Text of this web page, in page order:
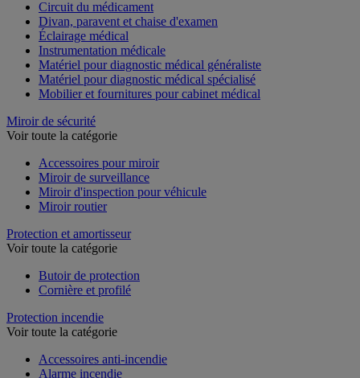
Armoire à pharmacie
Circuit du médicament
Divan, paravent et chaise d'examen
Éclairage médical
Instrumentation médicale
Matériel pour diagnostic médical généraliste
Matériel pour diagnostic médical spécialisé
Miroir de sécurité
Accessoires pour miroir
Miroir de surveillance
Miroir d'inspection pour véhicule
Protection et amortisseur
Butoir de protection
Protection incendie
Accessoires anti-incendie